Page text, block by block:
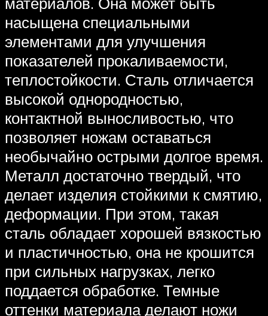
насыщена специальными
элементами для улучшения
показателей прокаливаемости,
теплостойкости. Сталь отличается
высокой однородностью,
контактной выносливостью, что
позволяет ножам оставаться
необычайно острыми долгое время.
Металл достаточно твердый, что
делает изделия стойкими к смятию,
деформации. При этом, такая
сталь обладает хорошей вязкостью
и пластичностью, она не крошится
при сильных нагрузках, легко
поддается обработке. Темные
оттенки материала делают ножи